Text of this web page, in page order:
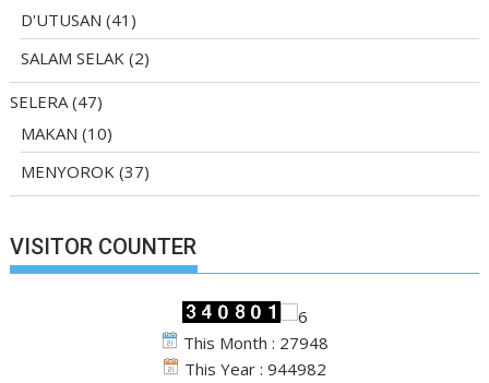
D'UTUSAN (41)
SALAM SELAK (2)
SELERA (47)
MAKAN (10)
MENYOROK (37)
VISITOR COUNTER
This Month : 27948
This Year : 944982